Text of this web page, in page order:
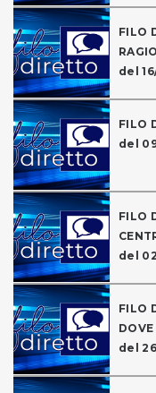
FILO
del
FILO
del
FILO
del
FILO
del